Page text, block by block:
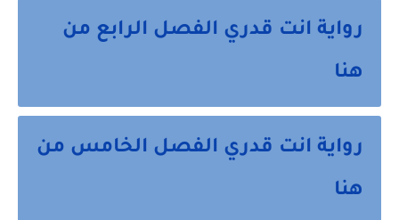
رواية انت قدري الفصل الرابع من
هنا
رواية انت قدري الفصل الخامس من
هنا